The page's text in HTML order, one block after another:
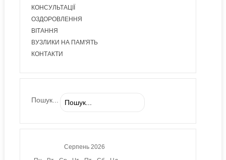
КОНСУЛЬТАЦІЇ
ОЗДОРОВЛЕННЯ
ВІТАННЯ
ВУЗЛИКИ НА ПАМ'ЯТЬ
КОНТАКТИ
Пошук...
Серпень 2026